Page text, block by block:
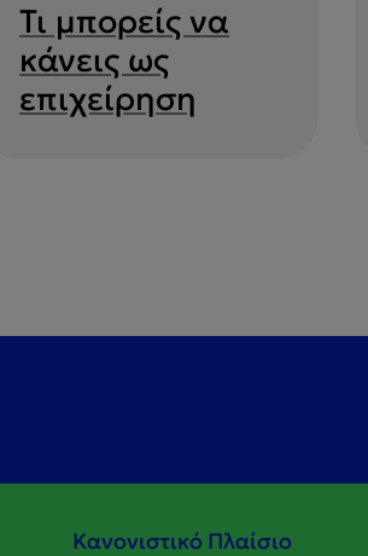
Τι μπορείς να
κάνεις ως
επιχείρηση
Κανονιστικό Πλαίσιο